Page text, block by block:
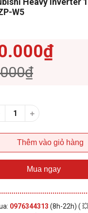
W5
Thêm vào giỏ hàng
Mua ngay
0976344313 (8h-22h) (